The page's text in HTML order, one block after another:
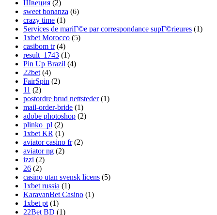
Швеция (2)
sweet bonanza (6)
crazy time (1)
Services de mariГ©e par correspondance supГ©rieures (1)
1xbet Morocco (5)
casibom tr(4)
result_1743 (1)
Pin Up Brazil (4)
22bet (4)
FairSpin (2)
11 (2)
postordre brud nettsteder(1)
mail-order-bride (1)
adobe photoshop (2)
plinko_pl (2)
1xbet KR (1)
aviator casino fr(2)
aviator ng (2)
izzi (2)
26 (2)
casino utan svensk licens (5)
1xbet russia (1)
KaravanBet Casino (1)
1xbet pt (1)
22Bet BD (1)